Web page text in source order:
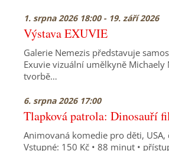
1. srpna 2026 18:00 - 19. září 2026
Výstava EXUVIE
Galerie Nemezis představuje
Exuvie vizuální umělkyně Michaely
tvorbě…
6. srpna 2026 17:00
Tlapková patrola: Dinosauří
Animovaná komedie pro děti, USA,
Vstupné: 150 Kč • 88 minut •